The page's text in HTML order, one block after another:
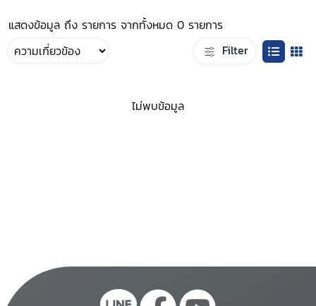
แสดงข้อมูล ถึง รายการ จากทั้งหมด 0 รายการ
Filter
ไม่พบข้อมูล